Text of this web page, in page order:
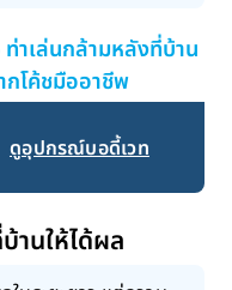
าเล่นกล้ามหลังที่บ้าน
กโค้ชมืออาชีพ
ดูอุปกรณ์บอดี้เวท
านให้ได้ผล